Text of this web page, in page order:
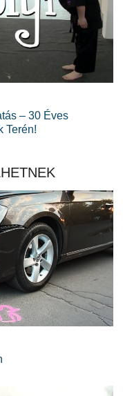
– 30 Éves
Terén!